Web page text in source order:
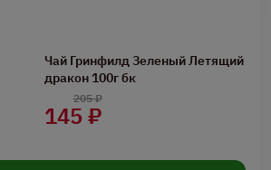
Чай Гринфилд Зеленый Летящий
дракон 100г бк
145 ₽
205 ₽